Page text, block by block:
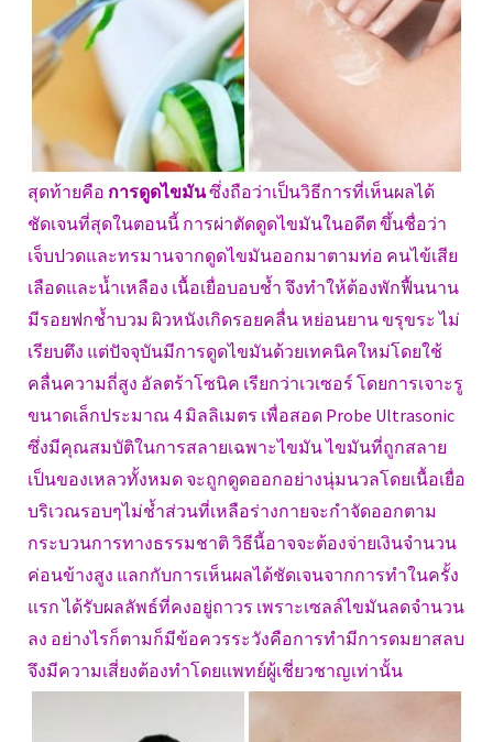
สุดท้ายคือ การดูดไขมันซึ่งถือว่าเป็นวิธีการที่เห็นผลได้
ชัดเจนที่สุดในตอนนี้ การผ่าตัดดูดไขมันในอดีต ขึ้นชื่อว่า
เจ็บปวดและทรมานจากดูดไขมันออกมาตามท่อ คนไข้เสีย
เลือดและน้ำเหลือง เนื้อเยื่อบอบช้ำ จึงทำให้ต้องพักฟื้นนาน
มีรอยฟกช้ำบวม ผิวหนังเกิดรอยคลื่น หย่อนยาน ขรุขระ ไม่
เรียบตึง แต่ปัจจุบันมีการดูดไขมันด้วยเทคนิคใหม่โดยใช้
คลื่นความถี่สูง อัลตร้าโซนิค เรียกว่าเวเซอร์ โดยการเจาะรู
ขนาดเล็กประมาณ 4 มิลลิเมตร เพื่อสอด Probe Ultrasonic
ซึ่งมีคุณสมบัติในการสลายเฉพาะไขมัน ไขมันที่ถูกสลาย
เป็นของเหลวทั้งหมด จะถูกดูดออกอย่างนุ่มนวลโดยเนื้อเยื่อ
บริเวณรอบๆไม่ช้ำส่วนที่เหลือร่างกายจะกำจัดออกตาม
กระบวนการทางธรรมชาติ วิธีนี้อาจจะต้องจ่ายเงินจำนวน
ค่อนข้างสูง แลกกับการเห็นผลได้ชัดเจนจากการทำในครั้ง
แรก ได้รับผลลัพธ์ที่คงอยู่ถาวร เพราะเซลล์ไขมันลดจำนวน
ลง อย่างไรก็ตามก็มีข้อควรระวังคือการทำมีการดมยาสลบ
จึงมีความเสี่ยงต้องทำโดยแพทย์ผู้เชี่ยวชาญเท่านั้น